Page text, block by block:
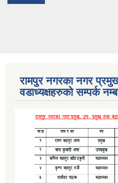
रामपुर नगरका नगर
वडाध्यक्षहरुको सम्पर्क